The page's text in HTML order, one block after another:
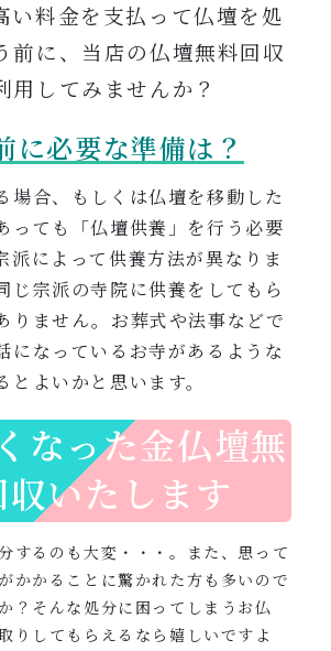
い料金を支払って仏壇を処
前に、当店の仏壇無料回収
用してみませんか？
に必要な準備は？
場合、もしくは仏壇を移動した
っても「仏壇供養」を行う必要
派によって供養方法が異なりま
じ宗派の寺院に供養をしてもら
りません。お葬式や法事などで
になっているお寺があるような
とよいかと思います。
なった金仏壇無
収いたします
するのも大変・・・。また、思って
かかることに驚かれた方も多いので
？そんな処分に困ってしまうお仏
りしてもらえるなら嬉しいですよ